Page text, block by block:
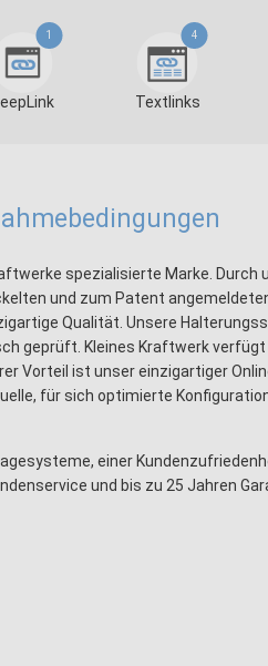
1 4
Textlinks
spezialisierte Marke. Durch
und zum Patent
Qualität. Unsere
geprüft. Kleines Kraftwerk verfügt
Vorteil ist unser einzigartiger
für sich optimierte
einer
und bis zu 25 Jahren